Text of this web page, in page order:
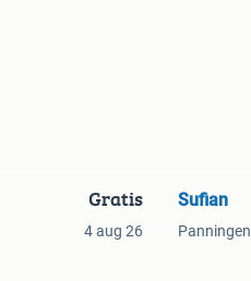
Gratis
4 aug 26
Sufian
Panningen